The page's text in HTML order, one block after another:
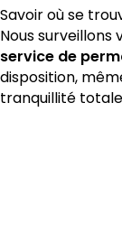
Savoir où se
Nous
service de
disposition,
tranquillité